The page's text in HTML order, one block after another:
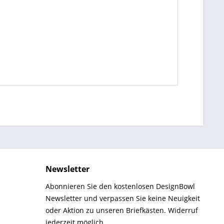
Newsletter
Abonnieren Sie den kostenlosen DesignBowl
Newsletter und verpassen Sie keine Neuigkeit
oder Aktion zu unseren Briefkästen. Widerruf
jederzeit möglich.